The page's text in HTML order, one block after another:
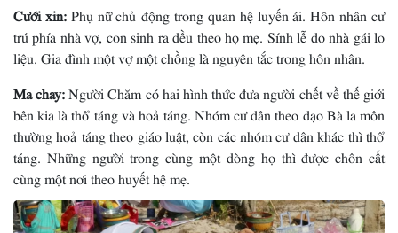
Cưới xin:Phụ nữ chủ động trong quan hệ luyến ái. Hôn nhân cư
trú phía nhà vợ, con sinh ra đều theo họ mẹ. Sính lễ do nhà gái lo
liệu. Gia đình một vợ một chồng là nguyên tắc trong hôn nhân.
Ma chay:Người Chăm có hai hình thức đưa người chết về thế giới
bên kia là thổ táng và hoả táng. Nhóm cư dân theo đạo Bà la môn
thường hoả táng theo giáo luật, còn các nhóm cư dân khác thì thổ
táng. Những người trong cùng một dòng họ thì được chôn cất
cùng một nơi theo huyết hệ mẹ.